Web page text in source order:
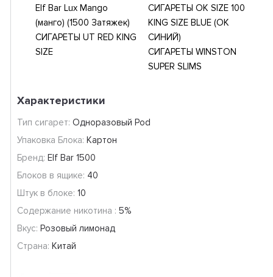
Elf Bar Lux Mango
(манго) (1500 Затяжек)
СИГАРЕТЫ UT RED KING
SIZE
СИГАРЕТЫ OK SIZE 100
KING SIZE BLUE (ОК
СИНИЙ)
СИГАРЕТЫ WINSTON
SUPER SLIMS
Характеристики
Тип сигарет: Одноразовый Pod
Упаковка Блока: Картон
Бренд: Elf Bar 1500
Блоков в ящике: 40
Штук в блоке: 10
Содержание никотина : 5%
Вкус: Розовый лимонад
Страна: Китай